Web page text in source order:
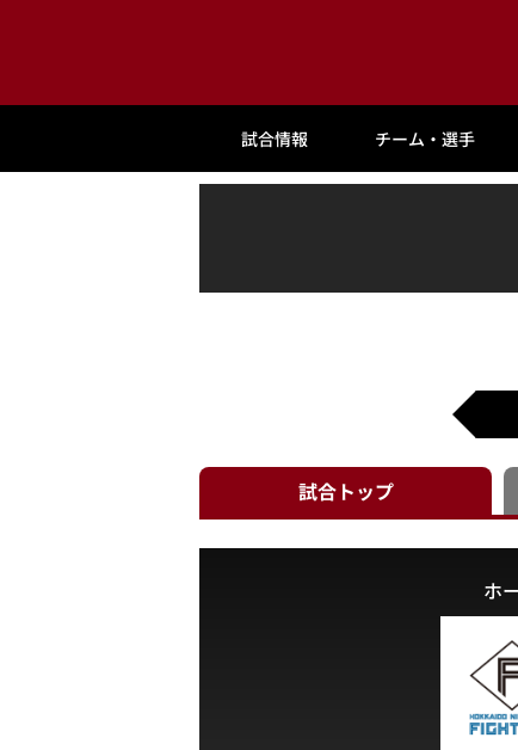
試合情報 チーム・選手
試合トップ
ホ